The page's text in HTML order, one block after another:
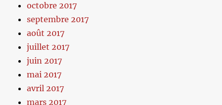
octobre 2017
septembre 2017
août 2017
juillet 2017
juin 2017
mai 2017
avril 2017
mars 2017